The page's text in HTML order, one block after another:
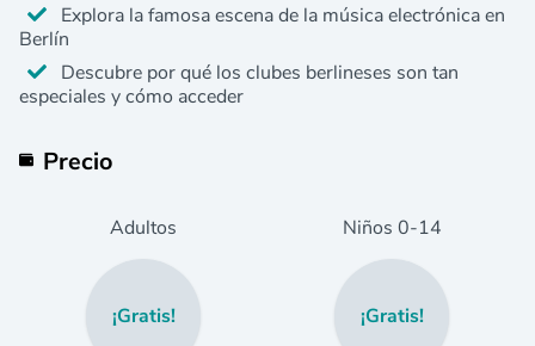
Explora la famosa escena de la música electrónica en
Berlín
Descubre por qué los clubes berlineses son tan
especiales y cómo acceder
Precio
Adultos
¡Gratis!
Niños 0-14
¡Gratis!